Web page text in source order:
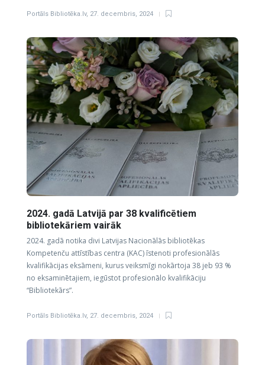
Portāls Bibliotēka.lv, 27. decembris, 2024
2024. gadā Latvijā par 38 kvalificētiem
bibliotekāriem vairāk
2024. gadā notika divi Latvijas Nacionālās bibliotēkas
Kompetenču attīstības centra (KAC) īstenoti profesionālās
kvalifikācijas eksāmeni, kurus veiksmīgi nokārtoja 38 jeb 93 %
no eksaminētajiem, iegūstot profesionālo kvalifikāciju
“Bibliotekārs”.
Portāls Bibliotēka.lv, 27. decembris, 2024